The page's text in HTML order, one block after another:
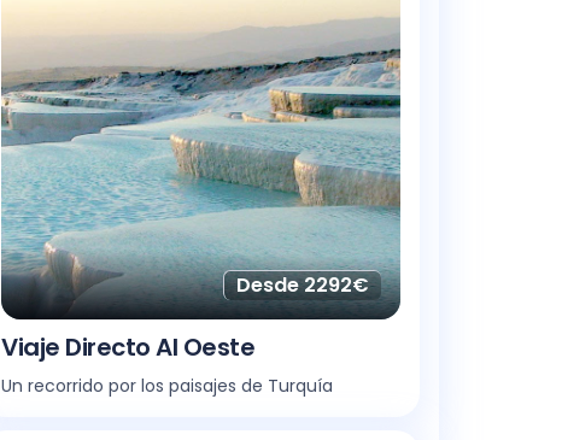
Desde 2292€
Viaje Directo Al Oeste
Un recorrido por los paisajes de Turquía